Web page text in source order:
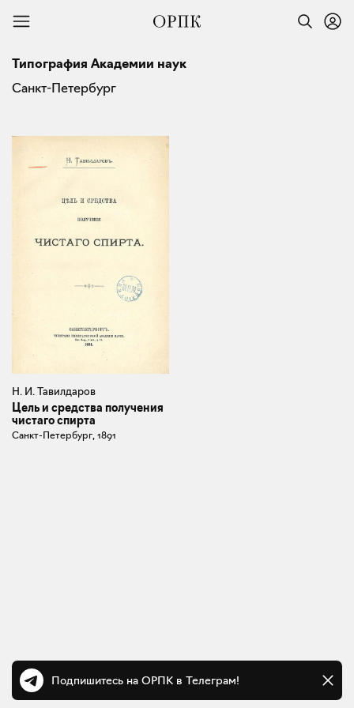
Типография Академии наук
Санкт-Петербург
Н. И. Тавилдаров
Цель и средства получения
чистаго спирта
Санкт-Петербург, 1891
Подпишитесь на ОРПК в Телеграм!